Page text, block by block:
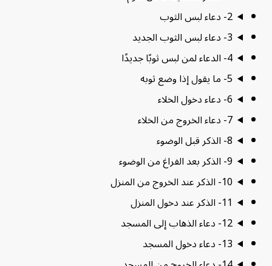
10- الذكر عند الخروج من المنزل
11- الذكر عند دخول المنزل
12- دعاء الذهاب إلى المسجد
13- دعاء دخول المسجد